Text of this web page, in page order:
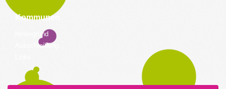
Kommunen
Hintergrund
Ausschreibung